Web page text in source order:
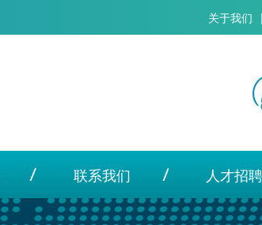
关于我们 |
联系我们 人才招聘